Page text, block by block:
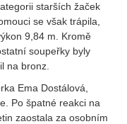
starších žaček
se však trápila,
9,84 m. Kromě
soupeřky byly
na bronz.
Ema Dostálová,
Po špatné reakci na
zaostala za osobním